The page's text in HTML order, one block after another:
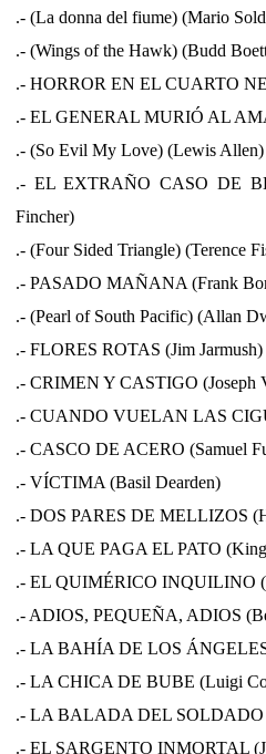
.- (La donna del fiume) (Mario
.- (Wings of the Hawk) (Budd
.- HORROR EN EL CUARTO
.- EL GENERAL MURIÓ AL
.- (So Evil My Love) (Lewis Allen)
.- EL EXTRAÑO CASO DE
Fincher)
.- (Four Sided Triangle) (Terence
.- PASADO MAÑANA (Frank
.- (Pearl of South Pacific) (Allan
.- FLORES ROTAS (Jim Jarmush)
.- CRIMEN Y CASTIGO (Joseph
.- CUANDO VUELAN LAS
.- CASCO DE ACERO (Samuel
.- VÍCTIMA (Basil Dearden)
.- DOS PARES DE MELLIZOS
.- LA QUE PAGA EL PATO
.- EL QUIMÉRICO INQUILINO
.- ADIOS, PEQUEÑA, ADIOS
.- LA BAHÍA DE LOS ÁNGELES
.- LA CHICA DE BUBE (Luigi
.- LA BALADA DEL SOLDADO
.- EL SARGENTO INMORTAL